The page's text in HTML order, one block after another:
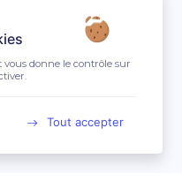
vous donne le contrôle sur
Tout accepter